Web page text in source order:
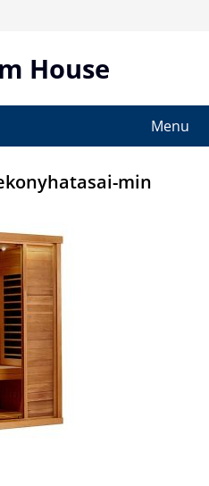
House
Menu
min